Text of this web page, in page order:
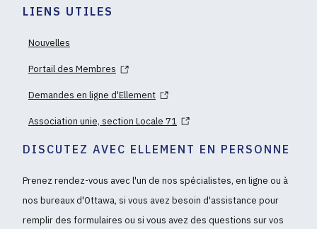
LIENS UTILES
Nouvelles
Portail des Membres
Demandes en ligne d'Ellement
Association unie, section Locale 71
DISCUTEZ AVEC ELLEMENT EN PERSONNE
Prenez rendez-vous avec l'un de nos spécialistes, en ligne ou à
nos bureaux d'Ottawa, si vous avez besoin d'assistance pour
remplir des formulaires ou si vous avez des questions sur vos